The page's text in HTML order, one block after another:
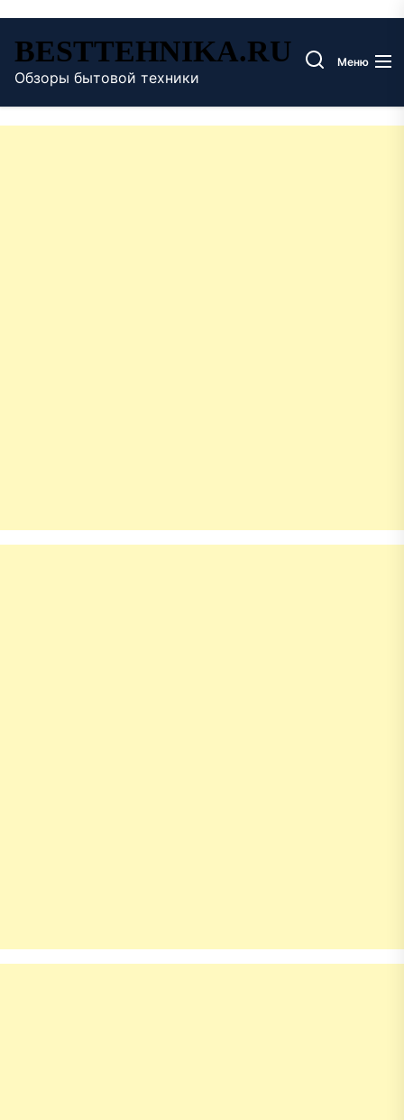
содержимому
BESTTEHNIKA.RU
Обзоры бытовой техники
Меню